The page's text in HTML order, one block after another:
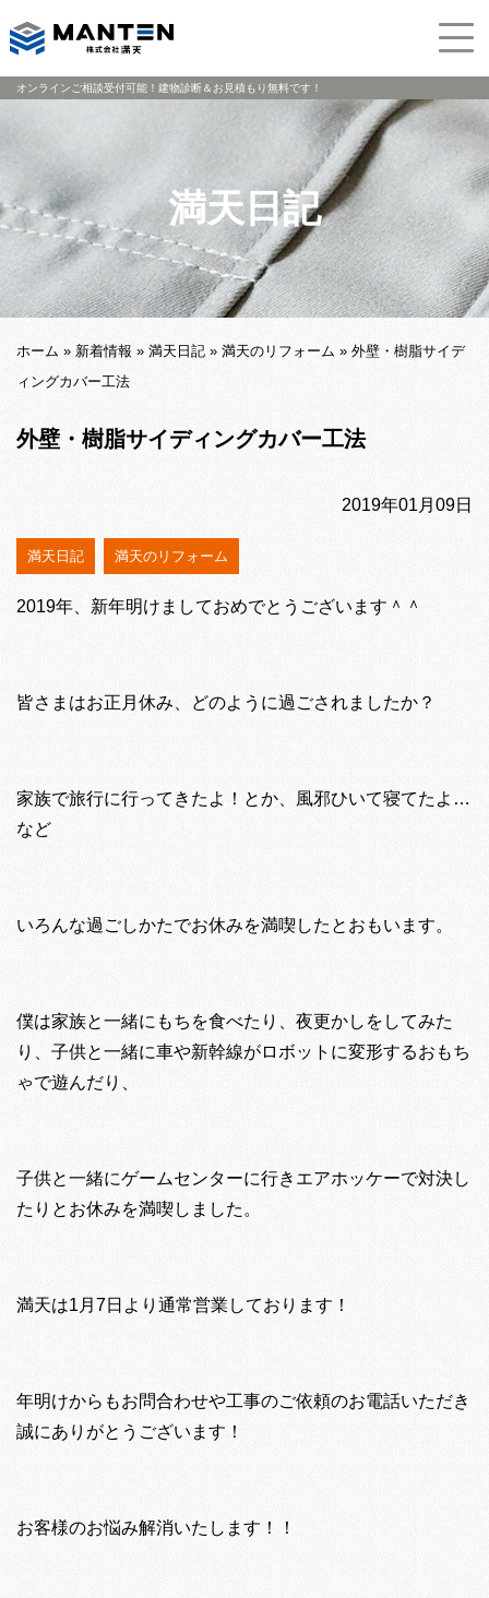
オンラインご相談受付可能！建物診断＆お見積もり無料です！
満天日記
ホーム » 新着情報 » 満天日記 » 満天のリフォーム » 外壁・樹脂サイデ
ィングカバー工法
外壁・樹脂サイディングカバー工法
2019年01月09日
満天日記 満天のリフォーム
2019年、新年明けましておめでとうございます＾＾
皆さまはお正月休み、どのように過ごされましたか？
家族で旅行に行ってきたよ！とか、風邪ひいて寝てたよ…
など
いろんな過ごしかたでお休みを満喫したとおもいます。
僕は家族と一緒にもちを食べたり、夜更かしをしてみた
り、子供と一緒に車や新幹線がロボットに変形するおもち
ゃで遊んだり、
子供と一緒にゲームセンターに行きエアホッケーで対決し
たりとお休みを満喫しました。
満天は1月7日より通常営業しております！
年明けからもお問合わせや工事のご依頼のお電話いただき
誠にありがとうございます！
お客様のお悩み解消いたします！！